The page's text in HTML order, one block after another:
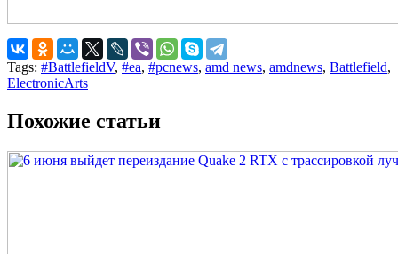
Tags: #BattlefieldV, #ea, #pcnews, amd news, amdnews, Battlefield,
ElectronicArts
Похожие статьи